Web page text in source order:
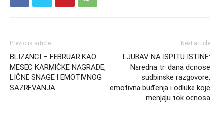
Previous article
BLIZANCI – FEBRUAR KAO
MESEC KARMIČKE NAGRADE,
LIČNE SNAGE I EMOTIVNOG
SAZREVANJA
Next article
LJUBAV NA ISPITU ISTINE:
Naredna tri dana donose
sudbinske razgovore,
emotivna buđenja i odluke koje
menjaju tok odnosa